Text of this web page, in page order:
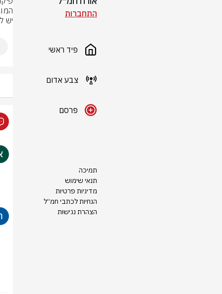
התחברות
פיד ראשי
צבע אדום
פרסם
תמיכה
תנאי שימוש
מדיניות פרטיות
הנחיות לכתבי חמ״ל
הצהרת נגישות
יש